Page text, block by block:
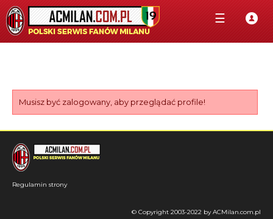
☰
Musisz być zalogowany, aby przeglądać profile!
Regulamin strony
© Copyright 2003-2022 by ACMilan.com.pl